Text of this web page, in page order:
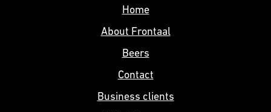
Home
About Frontaal
Beers
Contact
Business clients